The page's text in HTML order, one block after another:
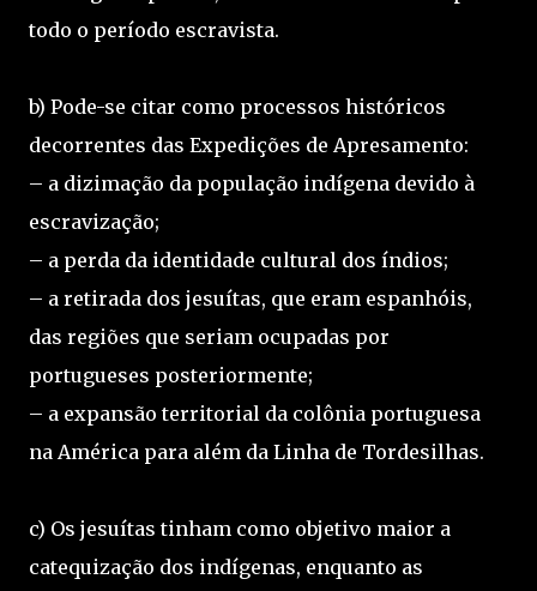
todo o período escravista.
b) Pode-se citar como processos históricos
decorrentes das Expedições de Apresamento:
– a dizimação da população indígena devido à
escravização;
– a perda da identidade cultural dos índios;
– a retirada dos jesuítas, que eram espanhóis,
das regiões que seriam ocupadas por
portugueses posteriormente;
– a expansão territorial da colônia portuguesa
na América para além da Linha de Tordesilhas.
c) Os jesuítas tinham como objetivo maior a
catequização dos indígenas, enquanto as